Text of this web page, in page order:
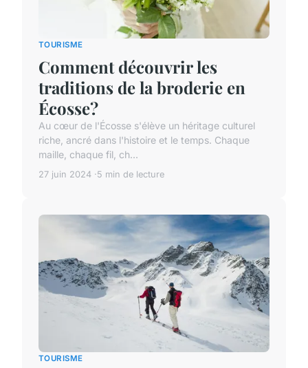
TOURISME
Comment découvrir les
traditions de la broderie en
Écosse?
Au cœur de l'Écosse s'élève un héritage culturel
riche, ancré dans l'histoire et le temps. Chaque
maille, chaque fil, ch...
27 juin 2024 5 min de lecture
TOURISME